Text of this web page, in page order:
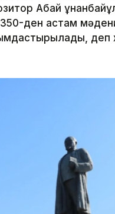
Абай
ден астам